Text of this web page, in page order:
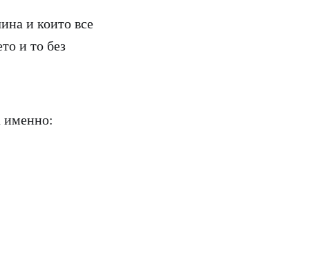
и които все
и то без
именно: